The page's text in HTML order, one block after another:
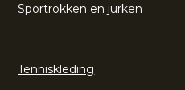
Sportrokken en jurken
Tenniskleding